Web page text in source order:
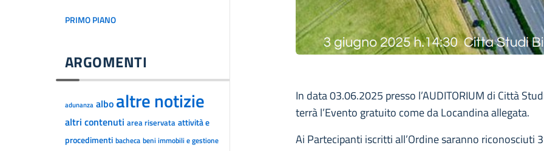
PRIMO PIANO
ARGOMENTI
adunanza albo altre notizie
altri contenuti area riservata attività e
procedimenti bacheca beni immobili e gestione
In data 03.06.2025 presso l’AUDITORIUM di Città
terrà l’Evento gratuito come da Locandina allegata.
Ai Partecipanti iscritti all’Ordine saranno riconosciuti